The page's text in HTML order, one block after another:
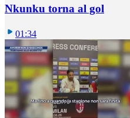
Nkunku torna al gol
01:34